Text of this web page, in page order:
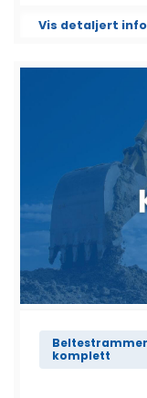
Vis detaljert info
Beltestrammer
komplett